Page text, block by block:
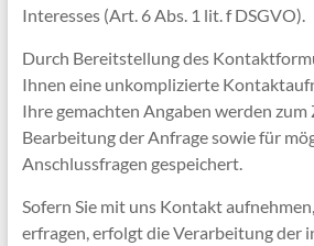
Interesses (Art. 6 Abs. 1 lit. f DSGVO).
Durch Bereitstellung des
Ihnen eine unkomplizierte
Ihre gemachten Angaben werden zum
Bearbeitung der Anfrage sowie für
Anschlussfragen gespeichert.
Sofern Sie mit uns Kontakt
erfragen, erfolgt die Verarbeitung der